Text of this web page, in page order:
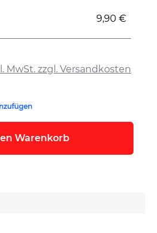
MwSt. zzgl. Versandkosten
9,90 €
Warenkorb